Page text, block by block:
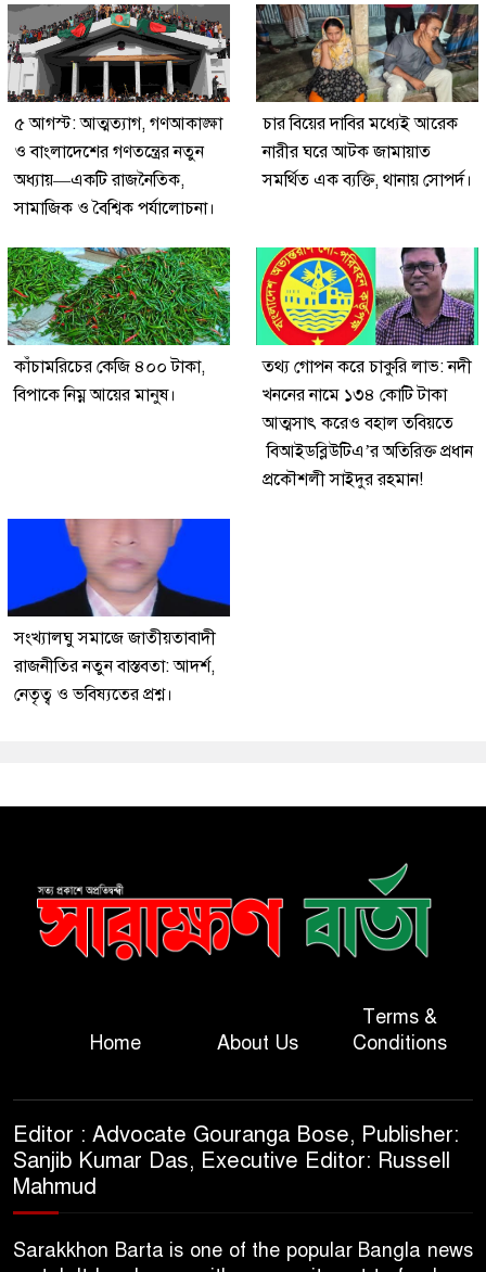
৫ আগস্ট: আত্মত্যাগ, গণআকাঙ্ক্ষা
ও বাংলাদেশের গণতন্ত্রের নতুন
অধ্যায়—একটি রাজনৈতিক,
সামাজিক ও বৈশ্বিক পর্যালোচনা।
চার বিয়ের দাবির মধ্যেই আরেক
নারীর ঘরে আটক জামায়াত
সমর্থিত এক ব্যক্তি, থানায় সোপর্দ।
কাঁচামরিচের কেজি ৪০০ টাকা,
বিপাকে নিম্ন আয়ের মানুষ।
তথ্য গোপন করে চাকুরি লাভ: নদী
খননের নামে ১৩৪ কোটি টাকা
আত্মসাৎ করেও বহাল তবিয়তে
বিআইডব্লিউটিএ’র অতিরিক্ত প্রধান
প্রকৌশলী সাইদুর রহমান!
সংখ্যালঘু সমাজে জাতীয়তাবাদী
রাজনীতির নতুন বাস্তবতা: আদর্শ,
নেতৃত্ব ও ভবিষ্যতের প্রশ্ন।
Home About Us
Terms &
Conditions
Editor : Advocate Gouranga Bose, Publisher:
Sanjib Kumar Das, Executive Editor: Russell
Mahmud
Sarakkhon Barta is one of the popular Bangla news